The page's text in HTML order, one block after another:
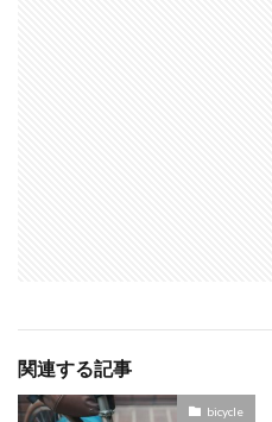
関連する記事
bicycle